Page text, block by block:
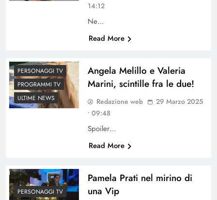
14:12
Ne…
Read More
PERSONAGGI TV
PROGRAMMI TV
ULTIME NEWS
Angela Melillo e Valeria
Marini, scintille fra le due!
Redazione web
29 Marzo 2025
• 09:48
Spoiler…
Read More
PERSONAGGI TV
Pamela Prati nel mirino di
una Vip